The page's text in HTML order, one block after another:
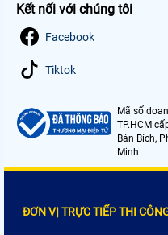
Kết nối với chúng tôi
Facebook
Tiktok
Mã số
TP.HCM
Bán Bích,
Minh
ĐƠN VỊ TRỰC TIẾP THI